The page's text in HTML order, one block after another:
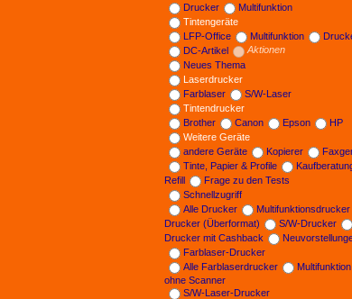
Drucker
Multifunktion
Tintengeräte
LFP-Office
Multifunktion
DC-Artikel
Aktionen
Neues Thema
Laserdrucker
Farblaser
S/W-Laser
Tintendrucker
Brother
Canon Epson
HP
Weitere Geräte
andere Geräte
Kopierer
Tinte, Papier & Profile
Refill
Frage zu den Tests
Schnellzugriff
Alle Drucker
Multifunktionsdrucker
Drucker (Überformat)
S/W-Drucker
Drucker mit Cashback
Farblaser-Drucker
Alle Farblaserdrucker
Multifunktion
ohne Scanner
S/W-Laser-Drucker